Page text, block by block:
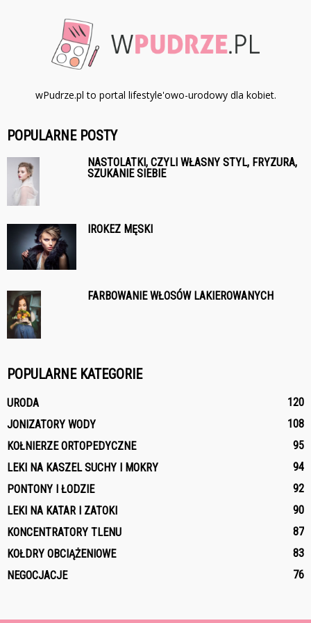
wPudrze.pl to portal lifestyle'owo-urodowy dla kobiet.
POPULARNE POSTY
NASTOLATKI, CZYLI WŁASNY STYL, FRYZURA,
SZUKANIE SIEBIE
IROKEZ MĘSKI
FARBOWANIE WŁOSÓW LAKIEROWANYCH
POPULARNE KATEGORIE
URODA
120
JONIZATORY WODY
108
KOŁNIERZE ORTOPEDYCZNE
95
LEKI NA KASZEL SUCHY I MOKRY
94
PONTONY I ŁODZIE
92
LEKI NA KATAR I ZATOKI
90
KONCENTRATORY TLENU
87
KOŁDRY OBCIĄŻENIOWE
83
NEGOCJACJE
76